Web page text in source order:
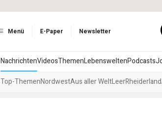
Menü E-Paper Newsletter
NachrichtenVideosThemenLebensweltenPodcasts
Top-ThemenNordwestAus aller WeltLeerRheiderland